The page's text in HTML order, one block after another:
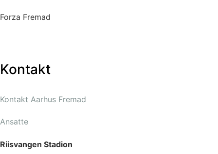
Forza Fremad
Kontakt
Kontakt Aarhus Fremad
Ansatte
Riisvangen Stadion